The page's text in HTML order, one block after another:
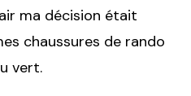
ma décision était
chaussures de rando
vert.